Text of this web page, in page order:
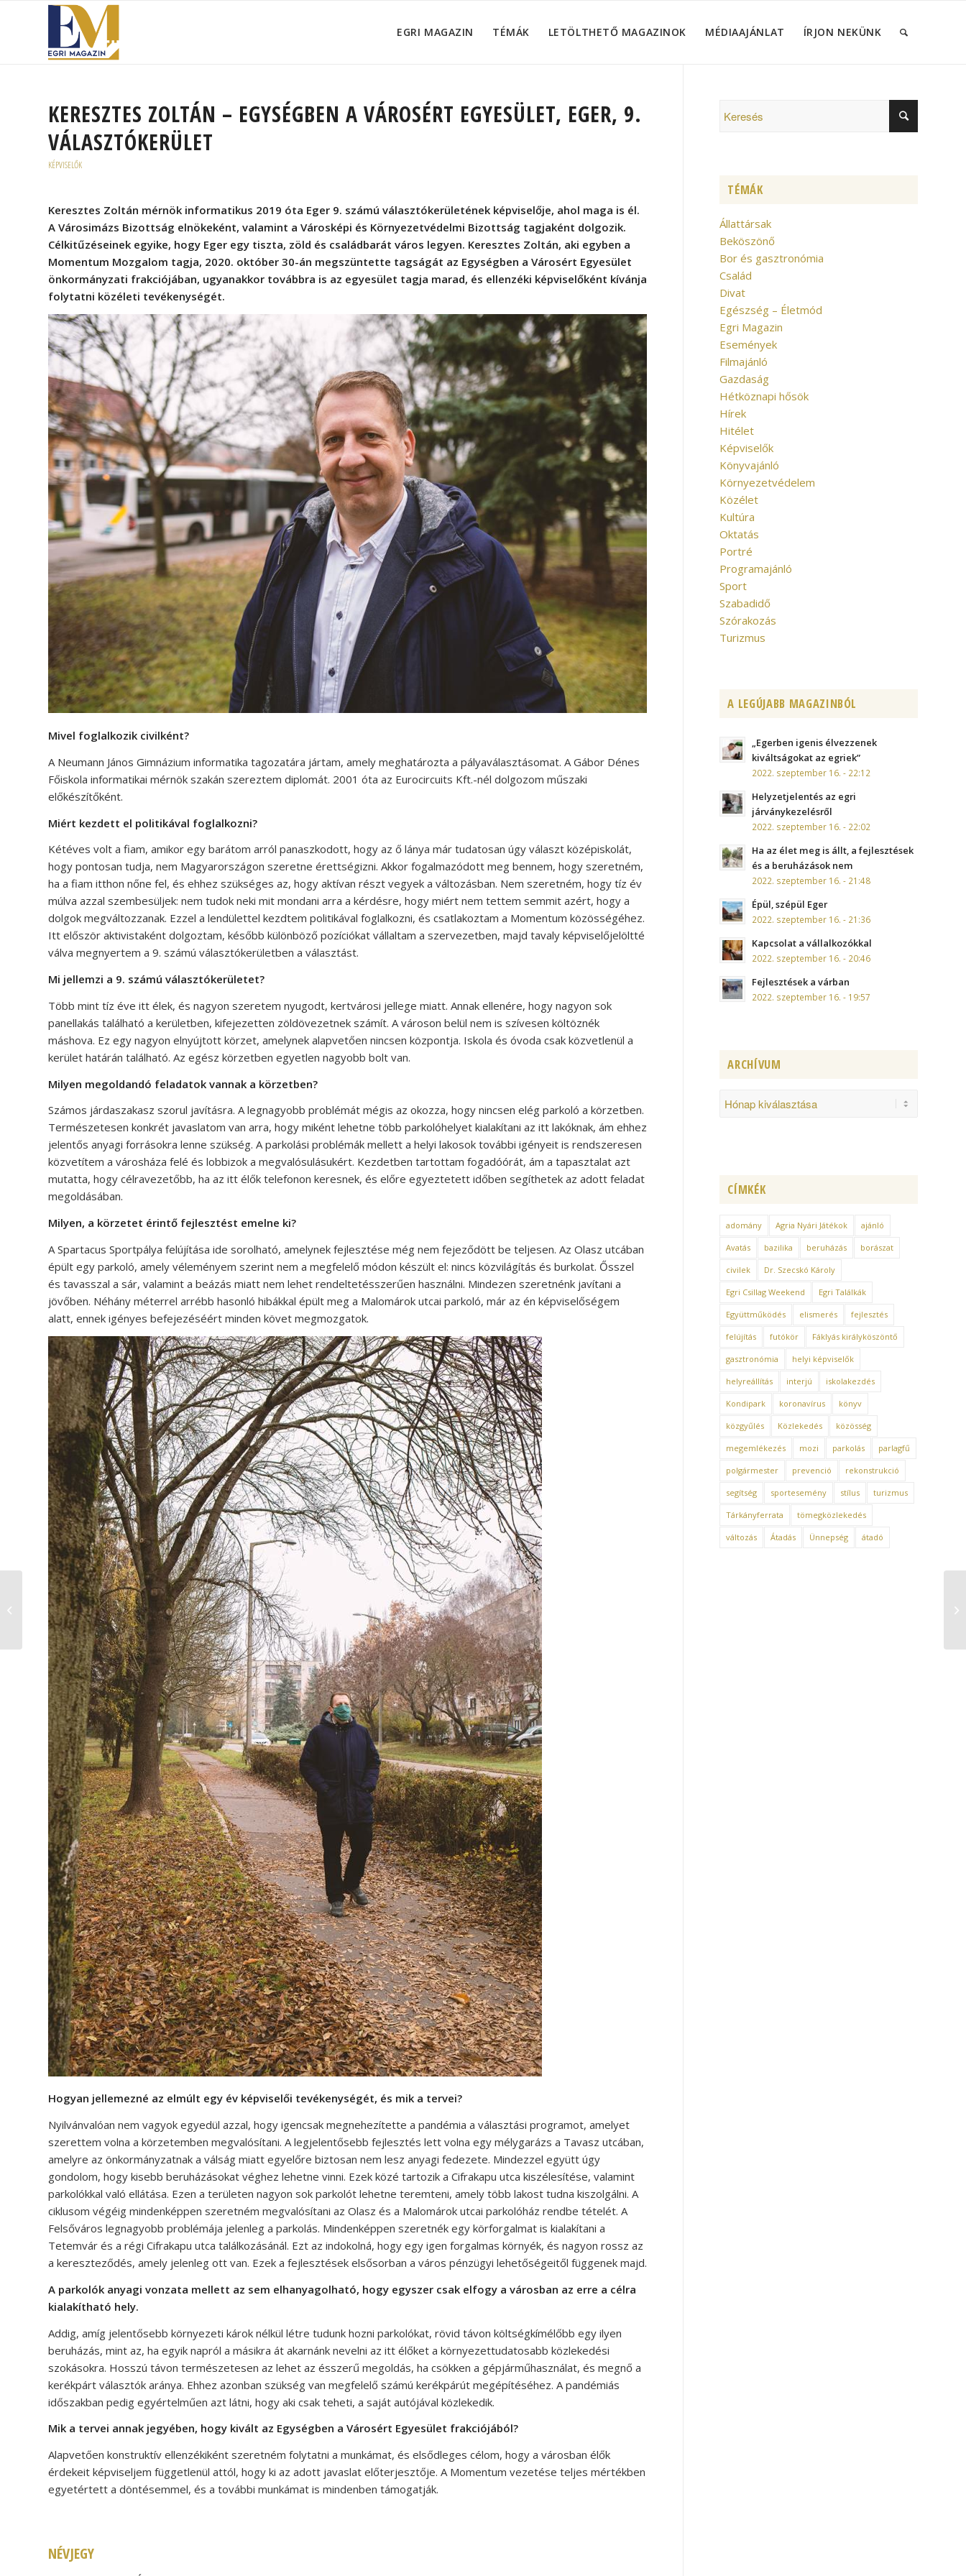
EGRI MAGAZIN TÉMÁK LETÖLTHETŐ MAGAZINOK MÉDIAAJÁNLAT ÍRJON NEKÜNK
KERESZTES ZOLTÁN – EGYSÉGBEN A VÁROSÉRT EGYESÜLET, EGER, 9.
VÁLASZTÓKERÜLET
KÉPVISELŐK
Keresztes Zoltán mérnök informatikus 2019 óta Eger 9. számú választókerületének képviselője, ahol maga is él.
A Városimázs Bizottság elnökeként, valamint a Városképi és Környezetvédelmi Bizottság tagjaként dolgozik.
Célkitűzéseinek egyike, hogy Eger egy tiszta, zöld és családbarát város legyen. Keresztes Zoltán, aki egyben a
Momentum Mozgalom tagja, 2020. október 30-án megszüntette tagságát az Egységben a Városért Egyesület
önkormányzati frakciójában, ugyanakkor továbbra is az egyesület tagja marad, és ellenzéki képviselőként kívánja
folytatni közéleti tevékenységét.
Mivel foglalkozik civilként?
A Neumann János Gimnázium informatika tagozatára jártam, amely meghatározta a pályaválasztásomat. A Gábor Dénes
Főiskola informatikai mérnök szakán szereztem diplomát. 2001 óta az Eurocircuits Kft.-nél dolgozom műszaki
előkészítőként.
Miért kezdett el politikával foglalkozni?
Kétéves volt a fiam, amikor egy barátom arról panaszkodott, hogy az ő lánya már tudatosan úgy választ középiskolát,
hogy pontosan tudja, nem Magyarországon szeretne érettségizni. Akkor fogalmazódott meg bennem, hogy szeretném,
ha a fiam itthon nőne fel, és ehhez szükséges az, hogy aktívan részt vegyek a változásban. Nem szeretném, hogy tíz év
múlva azzal szembesüljek: nem tudok neki mit mondani arra a kérdésre, hogy miért nem tettem semmit azért, hogy a
dolgok megváltozzanak. Ezzel a lendülettel kezdtem politikával foglalkozni, és csatlakoztam a Momentum közösségéhez.
Itt először aktivistaként dolgoztam, később különböző pozíciókat vállaltam a szervezetben, majd tavaly képviselőjelöltté
válva megnyertem a 9. számú választókerületben a választást.
Mi jellemzi a 9. számú választókerületet?
Több mint tíz éve itt élek, és nagyon szeretem nyugodt, kertvárosi jellege miatt. Annak ellenére, hogy nagyon sok
panellakás található a kerületben, kifejezetten zöldövezetnek számít. A városon belül nem is szívesen költöznék
máshova. Ez egy nagyon elnyújtott körzet, amelynek alapvetően nincsen központja. Iskola és óvoda csak közvetlenül a
kerület határán található. Az egész körzetben egyetlen nagyobb bolt van.
Milyen megoldandó feladatok vannak a körzetben?
Számos járdaszakasz szorul javításra. A legnagyobb problémát mégis az okozza, hogy nincsen elég parkoló a körzetben.
Természetesen konkrét javaslatom van arra, hogy miként lehetne több parkolóhelyet kialakítani az itt lakóknak, ám ehhez
jelentős anyagi forrásokra lenne szükség. A parkolási problémák mellett a helyi lakosok további igényeit is rendszeresen
közvetítem a városháza felé és lobbizok a megvalósulásukért. Kezdetben tartottam fogadóórát, ám a tapasztalat azt
mutatta, hogy célravezetőbb, ha az itt élők telefonon keresnek, és előre egyeztetett időben segíthetek az adott feladat
megoldásában.
Milyen, a körzetet érintő fejlesztést emelne ki?
A Spartacus Sportpálya felújítása ide sorolható, amelynek fejlesztése még nem fejeződött be teljesen. Az Olasz utcában
épült egy parkoló, amely véleményem szerint nem a megfelelő módon készült el: nincs közvilágítás és burkolat. Ősszel
és tavasszal a sár, valamint a beázás miatt nem lehet rendeltetésszerűen használni. Mindezen szeretnénk javítani a
jövőben. Néhány méterrel arrébb hasonló hibákkal épült meg a Malomárok utcai parkoló, már az én képviselőségem
alatt, ennek igényes befejezéséért minden követ megmozgatok.
Hogyan jellemezné az elmúlt egy év képviselői tevékenységét, és mik a tervei?
Nyilvánvalóan nem vagyok egyedül azzal, hogy igencsak megnehezítette a pandémia a választási programot, amelyet
szerettem volna a körzetemben megvalósítani. A legjelentősebb fejlesztés lett volna egy mélygarázs a Tavasz utcában,
amelyre az önkormányzatnak a válság miatt egyelőre biztosan nem lesz anyagi fedezete. Mindezzel együtt úgy
gondolom, hogy kisebb beruházásokat véghez lehetne vinni. Ezek közé tartozik a Cifrakapu utca kiszélesítése, valamint
parkolókkal való ellátása. Ezen a területen nagyon sok parkolót lehetne teremteni, amely több lakost tudna kiszolgálni. A
ciklusom végéig mindenképpen szeretném megvalósítani az Olasz és a Malomárok utcai parkolóház rendbe tételét. A
Felsőváros legnagyobb problémája jelenleg a parkolás. Mindenképpen szeretnék egy körforgalmat is kialakítani a
Tetemvár és a régi Cifrakapu utca találkozásánál. Ezt az indokolná, hogy egy igen forgalmas környék, és nagyon rossz az
a kereszteződés, amely jelenleg ott van. Ezek a fejlesztések elsősorban a város pénzügyi lehetőségeitől függenek majd.
A parkolók anyagi vonzata mellett az sem elhanyagolható, hogy egyszer csak elfogy a városban az erre a célra
kialakítható hely.
Addig, amíg jelentősebb környezeti károk nélkül létre tudunk hozni parkolókat, rövid távon költségkímélőbb egy ilyen
beruházás, mint az, ha egyik napról a másikra át akarnánk nevelni az itt élőket a környezettudatosabb közlekedési
szokásokra. Hosszú távon természetesen az lehet az ésszerű megoldás, ha csökken a gépjárműhasználat, és megnő a
kerékpárt választók aránya. Ehhez azonban szükség van megfelelő számú kerékpárút megépítéséhez. A pandémiás
időszakban pedig egyértelműen azt látni, hogy aki csak teheti, a saját autójával közlekedik.
Mik a tervei annak jegyében, hogy kivált az Egységben a Városért Egyesület frakciójából?
Alapvetően konstruktív ellenzékiként szeretném folytatni a munkámat, és elsődleges célom, hogy a városban élők
érdekeit képviseljem függetlenül attól, hogy ki az adott javaslat előterjesztője. A Momentum vezetése teljes mértékben
egyetértett a döntésemmel, és a további munkámat is mindenben támogatják.
NÉVJEGY
TÉMÁK
Állattársak
Beköszönő
Bor és gasztronómia
Család
Divat
Egészség – Életmód
Egri Magazin
Események
Filmajánló
Gazdaság
Hétköznapi hősök
Hírek
Hitélet
Képviselők
Könyvajánló
Környezetvédelem
Közélet
Kultúra
Oktatás
Portré
Programajánló
Sport
Szabadidő
Szórakozás
Turizmus
A LEGÚJABB MAGAZINBÓL
„Egerben igenis élvezzenek
kiváltságokat az egriek”
2022. szeptember 16. - 22:12
Helyzetjelentés az egri
járványkezelésről
2022. szeptember 16. - 22:02
Ha az élet meg is állt, a fejlesztések
és a beruházások nem
2022. szeptember 16. - 21:48
Épül, szépül Eger
2022. szeptember 16. - 21:36
Kapcsolat a vállalkozókkal
2022. szeptember 16. - 20:46
Fejlesztések a várban
2022. szeptember 16. - 19:57
ARCHÍVUM
CÍMKÉK
adomány Agria Nyári Játékok ajánló
Avatás bazilika beruházás borászat
civilek Dr. Szecskó Károly
Egri Csillag Weekend Egri Találkák
Együttműködés elismerés fejlesztés
felújítás futókör Fáklyás királyköszöntő
gasztronómia helyi képviselők
helyreállítás interjú iskolakezdés
Kondipark koronavírus könyv
közgyűlés Közlekedés közösség
megemlékezés mozi parkolás parlagfű
polgármester prevenció rekonstrukció
segítség sportesemény stílus turizmus
Tárkányferrata tömegközlekedés
változás Átadás Ünnepség átadó
Meg kell tanulnunk a
vírussal tartósan
együtt élni